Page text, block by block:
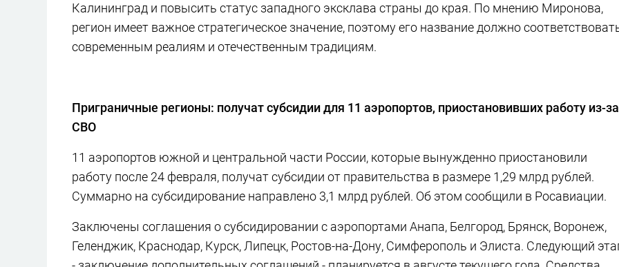
Калининград и повысить статус западного эксклава страны до края. По мнению Миронова,
регион имеет важное стратегическое значение, поэтому его название должно
современным реалиям и отечественным традициям.
Приграничные регионы: получат субсидии для 11 аэропортов, приостановивших работу из-за
СВО
11 аэропортов южной и центральной части России, которые вынужденно приостановили
работу после 24 февраля, получат субсидии от правительства в размере 1,29 млрд рублей.
Суммарно на субсидирование направлено 3,1 млрд рублей. Об этом сообщили в Росавиации.
Заключены соглашения о субсидировании с аэропортами Анапа, Белгород, Брянск, Воронеж,
Геленджик, Краснодар, Курск, Липецк, Ростов-на-Дону, Симферополь и Элиста. Следующий